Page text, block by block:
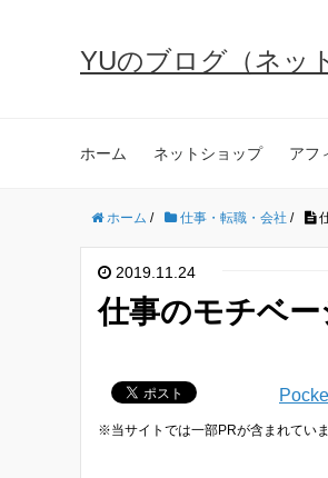
YUのブログ（ネッ
ホーム ネットショップ アフ
ホーム / 仕事・転職・会社 /
2019.11.24
仕事のモチベー
※当サイトでは一部PRが含まれていま